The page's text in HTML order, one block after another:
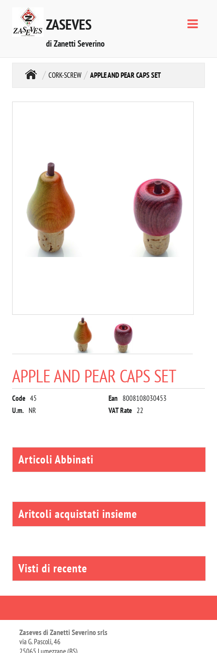
ZASEVES
di Zanetti Severino
CORK-SCREW APPLE AND PEAR CAPS SET
APPLE AND PEAR CAPS SET
Code 45 Ean 8008108030453
U.m. NR VAT Rate 22
Articoli Abbinati
Aritcoli acquistati insieme
Visti di recente
Zaseves di Zanetti Severino srls
via G. Pascoli, 46